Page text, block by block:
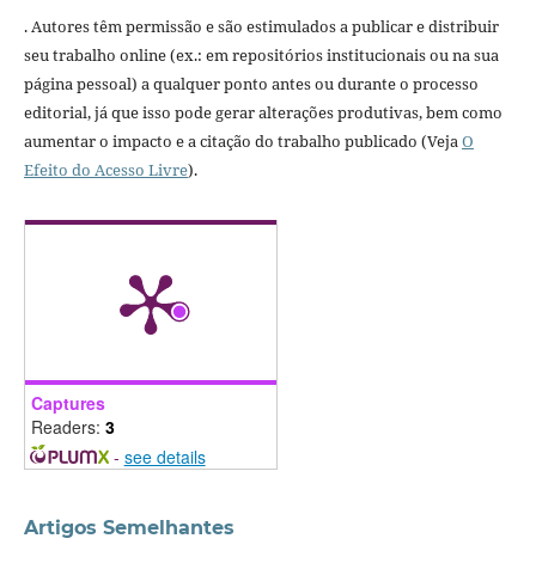
. Autores têm permissão e são estimulados a publicar e distribuir
seu trabalho online (ex.: em repositórios institucionais ou na sua
página pessoal) a qualquer ponto antes ou durante o processo
editorial, já que isso pode gerar alterações produtivas, bem como
aumentar o impacto e a citação do trabalho publicado (Veja O
Efeito do Acesso Livre).
Captures
Readers: 3
- see details
Artigos Semelhantes